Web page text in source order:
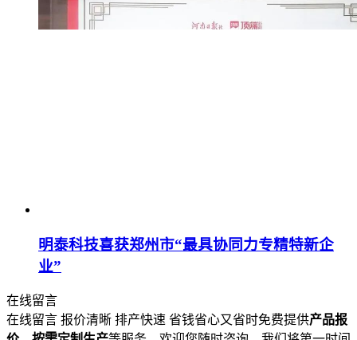
明泰科技喜获郑州市“最具协同力专精特新企
业”
在线留言
在线留言 报价清晰 排产快速 省钱省心又省时免费提供产品报